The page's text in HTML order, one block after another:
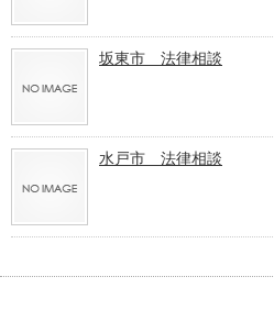
坂東市 法律相談
水戸市 法律相談